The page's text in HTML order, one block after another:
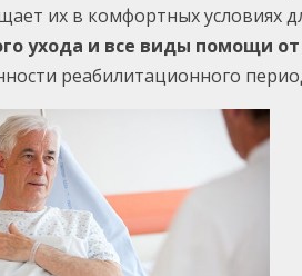
их в комфортных условиях
ухода и все виды помощи
реабилитационного